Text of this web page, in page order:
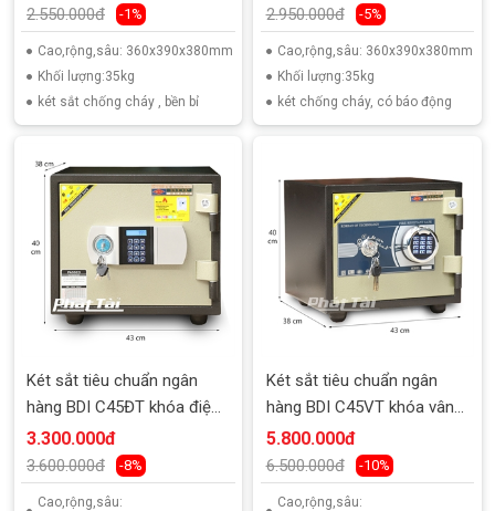
2.550.000đ -1%
Cao,rộng,sâu: 360x390x380mm
Khối lượng:35kg
két sắt chống cháy , bền bỉ
2.950.000đ -5%
Cao,rộng,sâu: 360x390x380mm
Khối lượng:35kg
két chống cháy, có báo động
Két sắt tiêu chuẩn ngân
hàng BDI C45ĐT khóa điện
tử
3.300.000đ
3.600.000đ -8%
Cao,rộng,sâu:
Két sắt tiêu chuẩn ngân
hàng BDI C45VT khóa vân
tay
5.800.000đ
6.500.000đ -10%
Cao,rộng,sâu: